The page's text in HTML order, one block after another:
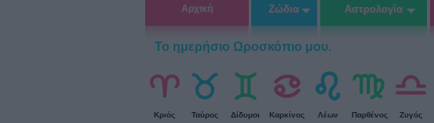
Αρχική Ζώδια Αστρολογία
Το ημερήσιο Ωροσκόπιο μου.
Κριός Ταύρος Δίδυμοι Καρκίνος Λέων Παρθένος Ζυγός